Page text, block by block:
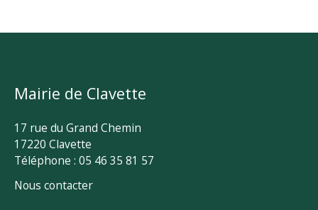
Mairie de Clavette
17 rue du Grand Chemin
17220 Clavette
Téléphone : 05 46 35 81 57
Nous contacter